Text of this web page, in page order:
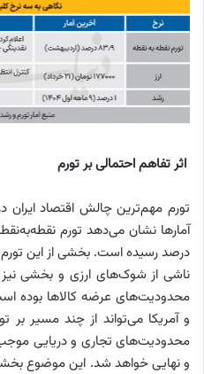
اثر تفاهم احتمالی بر تورم
تورم مهم‌ترین چالش اقتصاد
درصد رسیده است. بخشی از این تورم
ناشی از شوک‌های ارزی و بخشی
محدودیت‌های عرضه کالاها بوده
و آمریکا می‌تواند از چند مسیر
محدودیت‌های تجاری و دریایی
و نهایی خواهد شد. این موضوع